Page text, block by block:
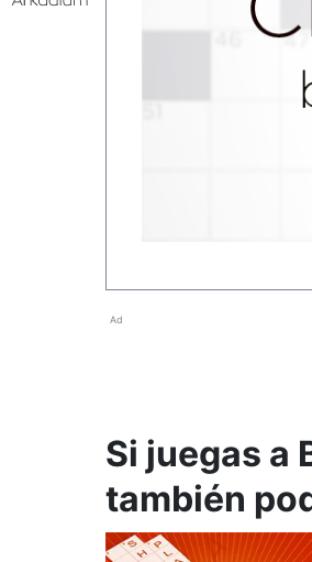
Ad
Si juegas a
también